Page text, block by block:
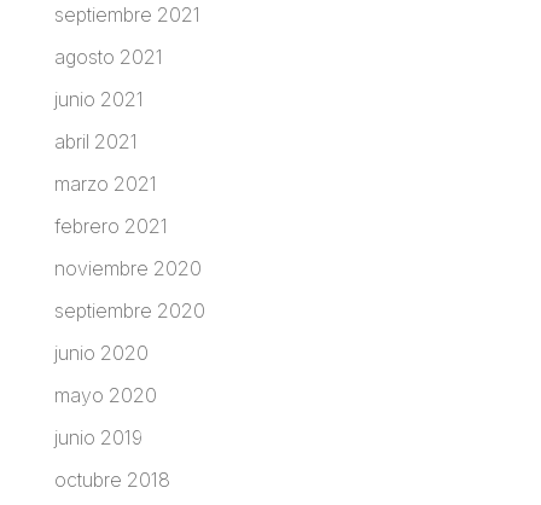
septiembre 2021
agosto 2021
junio 2021
abril 2021
marzo 2021
febrero 2021
noviembre 2020
septiembre 2020
junio 2020
mayo 2020
junio 2019
octubre 2018